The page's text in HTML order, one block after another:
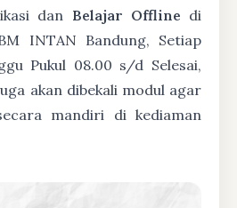
dan Belajar Offline di
INTAN Bandung, Setiap
Pukul 08.00 s/d Selesai,
akan dibekali modul agar
mandiri di kediaman